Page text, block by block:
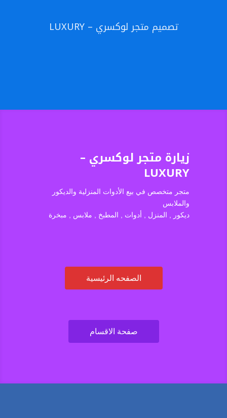
تصميم متجر لوكسري – LUXURY
زيارة متجر لوكسري –
LUXURY
متجر متخصص في بيع الأدوات المنزلية والديكور
والملابس
ديكور , المنزل , أدوات , المطبخ , ملابس , مبخرة
الصفحه الرئيسية
صفحة الاقسام